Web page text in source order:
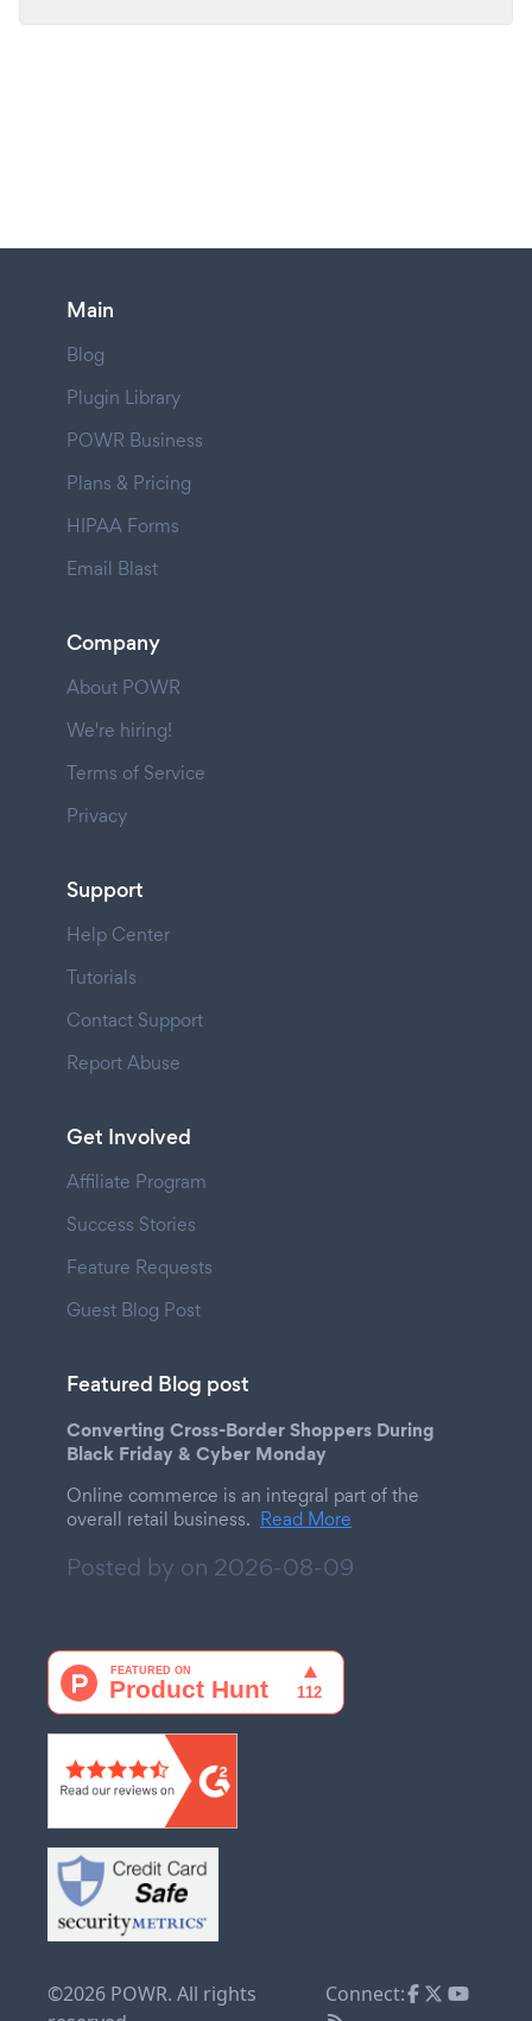
Main
Blog
Plugin Library
POWR Business
Plans & Pricing
HIPAA Forms
Email Blast
Company
About POWR
We're hiring!
Terms of Service
Privacy
Support
Help Center
Tutorials
Contact Support
Report Abuse
Get Involved
Affiliate Program
Success Stories
Feature Requests
Guest Blog Post
Featured Blog post
Converting Cross-Border Shoppers During
Black Friday & Cyber Monday
Online commerce is an integral part of the
overall retail business. Read More
Posted by on 2026-08-09
©2026 POWR. All rights
Connect: